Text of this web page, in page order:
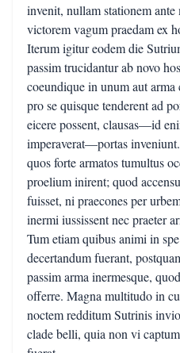
invenit, nullam stationem ante
victorem vagum praedam ex
Iterum igitur eodem die
passim trucidantur ab novo
coeundique in unum aut
pro se quisque tenderent ad
eicere possent, clausas—id
imperaverat—portas
quos forte armatos tumultus
proelium inirent; quod
fuisset, ni praecones per
inermi iussissent nec praeter
Tum etiam quibus animi in
decertandum fuerant,
passim arma inermesque,
offerre. Magna multitudo in
noctem redditum Sutrinis
clade belli, quia non vi